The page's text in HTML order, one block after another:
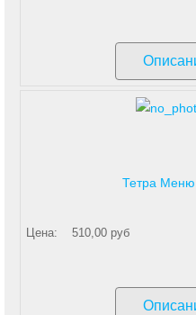
Тетра Меню
Цена: 510,00 руб